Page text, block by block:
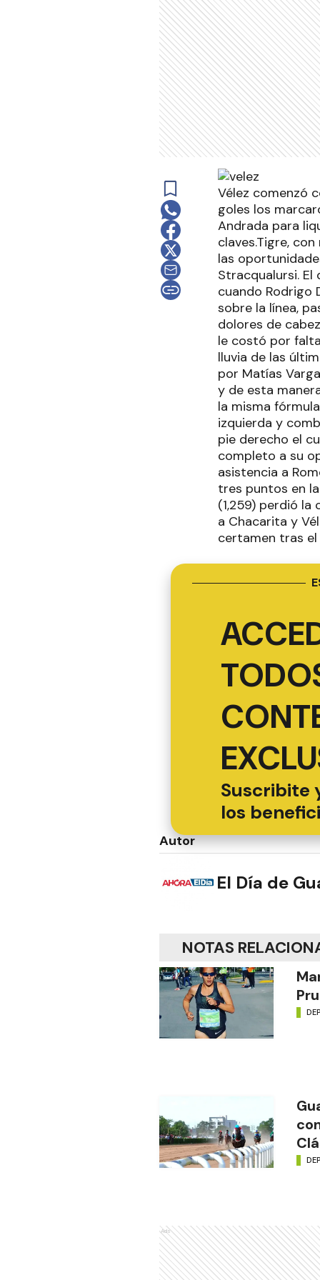
Vélez comenzó
goles los
Andrada para
claves.Tigre,
las
Stracqualursi.
cuando Rodrigo
sobre la línea,
dolores de
le costó por
lluvia de las
por Matías
y de esta
la misma
izquierda y
pie derecho el
completo a su
asistencia a
tres puntos en
(1,259) perdió
a Chacarita y
certamen tras
Suscribite
los
Autor
El Día de
NOTAS
Ads